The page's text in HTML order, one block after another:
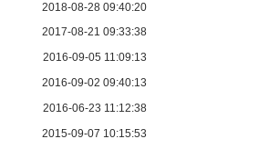
2018-08-28 09:40:20
2017-08-21 09:33:38
2016-09-05 11:09:13
2016-09-02 09:40:13
2016-06-23 11:12:38
2015-09-07 10:15:53